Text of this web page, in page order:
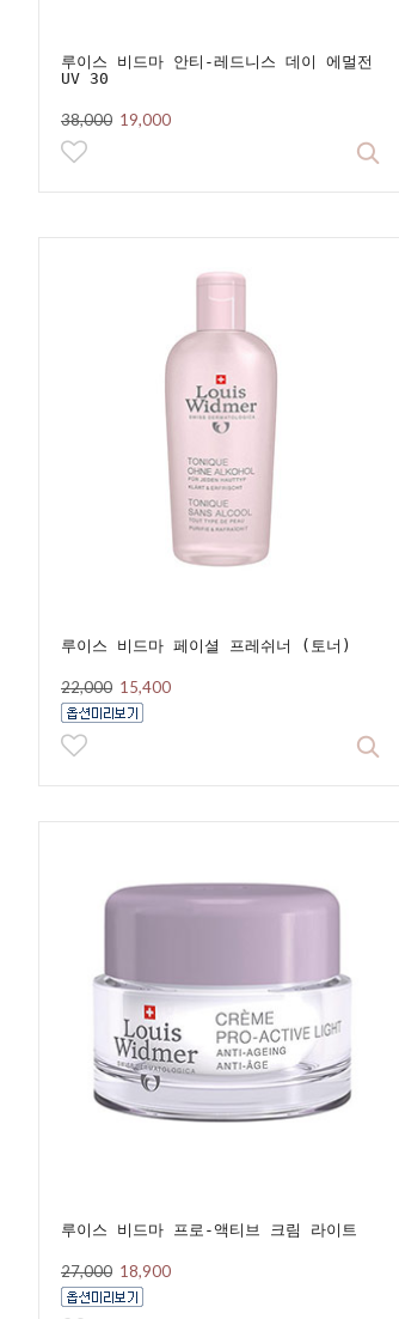
루이스 비드마 안티-레드니스 데이 에멀전
UV 30
38,000 19,000
루이스 비드마 페이셜 프레쉬너 (토너)
22,000 15,400
루이스 비드마 프로-액티브 크림 라이트
27,000 18,900